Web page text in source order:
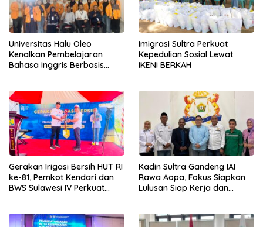
Universitas Halu Oleo
Kenalkan Pembelajaran
Bahasa Inggris Berbasis
Imigrasi Sultra Perkuat
Kepedulian Sosial Lewat
IKENI BERKAH
Gerakan Irigasi Bersih HUT RI
ke-81, Pemkot Kendari dan
BWS Sulawesi IV Perkuat
Kadin Sultra Gandeng IAI
Rawa Aopa, Fokus Siapkan
Lulusan Siap Kerja dan